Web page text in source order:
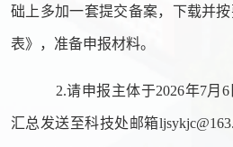
础上多加一套提交备案，下载并
表》，准备申报材料。
2.请申报主体于2026年7月
汇总发送至科技处邮箱